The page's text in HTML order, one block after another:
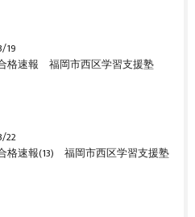
19
格速報 福岡市西区学習支援塾
22
格速報(13) 福岡市西区学習支援塾